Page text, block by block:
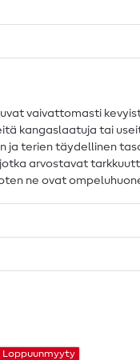
vaivattomasti
kangaslaatuja tai
ja terien täydellinen
arvostavat
ne ovat
Loppuunmyyty